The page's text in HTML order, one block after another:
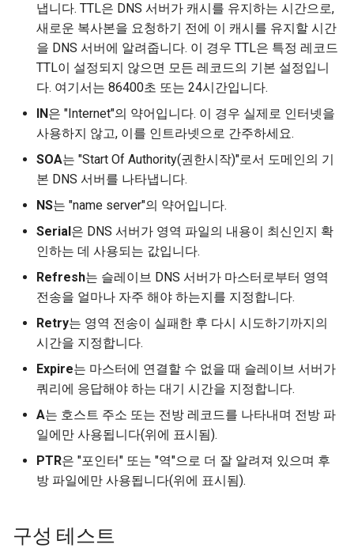
냅니다. TTL은 DNS 서버가 캐시를 유지하는 시간으로,
새로운 복사본을 요청하기 전에 이 캐시를 유지할 시간
을 DNS 서버에 알려줍니다. 이 경우 TTL은 특정 레코드
TTL이 설정되지 않으면 모든 레코드의 기본 설정입니
다. 여기서는 86400초 또는 24시간입니다.
IN은 "Internet"의 약어입니다. 이 경우 실제로 인터넷을
사용하지 않고, 이를 인트라넷으로 간주하세요.
SOA는 "Start Of Authority(권한시작)"로서 도메인의 기
본 DNS 서버를 나타냅니다.
NS는 "name server"의 약어입니다.
Serial은 DNS 서버가 영역 파일의 내용이 최신인지 확
인하는 데 사용되는 값입니다.
Refresh는 슬레이브 DNS 서버가 마스터로부터 영역
전송을 얼마나 자주 해야 하는지를 지정합니다.
Retry는 영역 전송이 실패한 후 다시 시도하기까지의
시간을 지정합니다.
Expire는 마스터에 연결할 수 없을 때 슬레이브 서버가
쿼리에 응답해야 하는 대기 시간을 지정합니다.
A는 호스트 주소 또는 전방 레코드를 나타내며 전방 파
일에만 사용됩니다(위에 표시됨).
PTR은 "포인터" 또는 "역"으로 더 잘 알려져 있으며 후
방 파일에만 사용됩니다(위에 표시됨).
구성 테스트